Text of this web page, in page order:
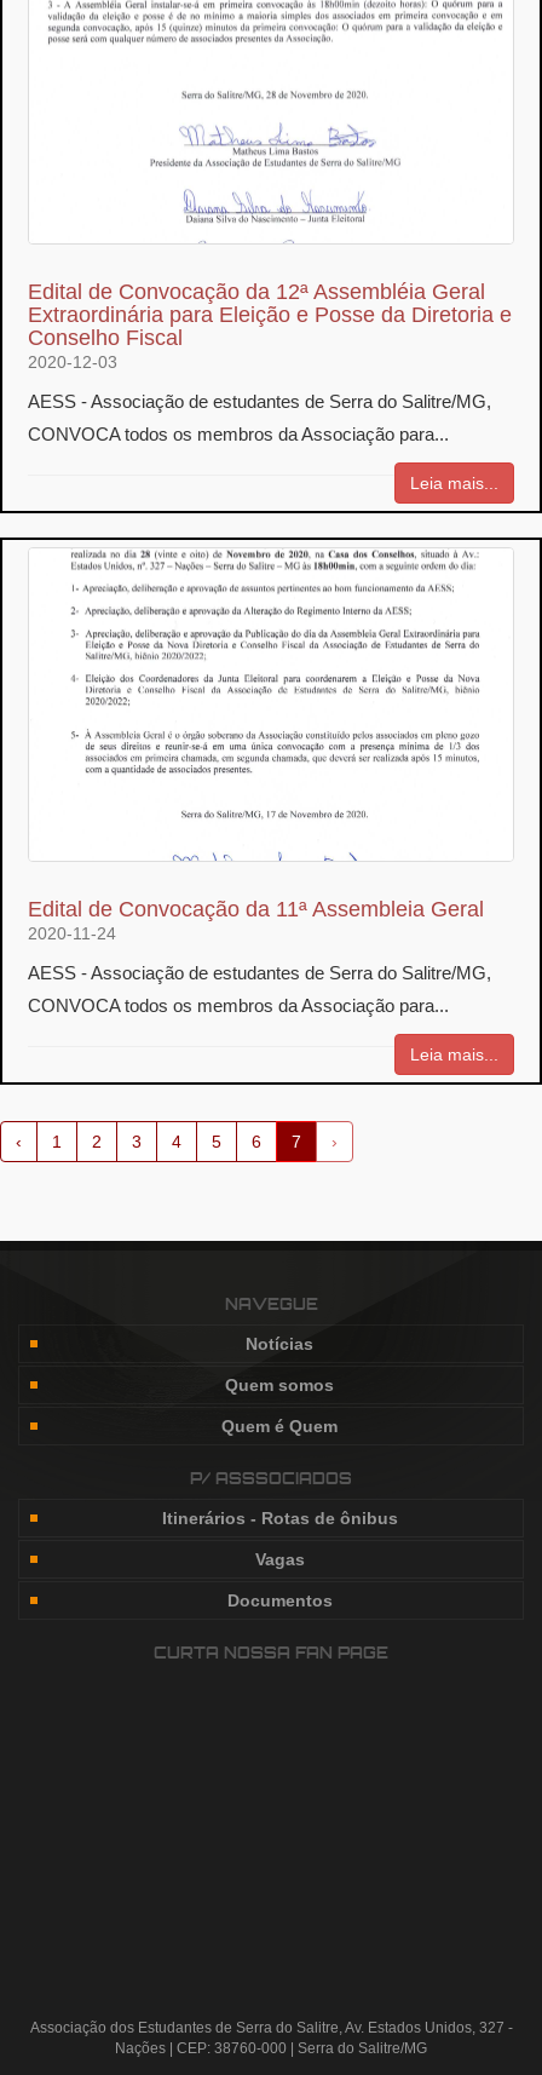
Edital de Convocação da 12ª Assembléia Geral
Extraordinária para Eleição e Posse da Diretoria e
Conselho Fiscal
2020-12-03
AESS - Associação de estudantes de Serra do Salitre/MG,
CONVOCA todos os membros da Associação para...
Leia mais...
Edital de Convocação da 11ª Assembleia Geral
2020-11-24
AESS - Associação de estudantes de Serra do Salitre/MG,
CONVOCA todos os membros da Associação para...
Leia mais...
‹ 1 2 3 4 5 6 7 ›
NAVEGUE
Notícias
Quem somos
Quem é Quem
P/ ASSSOCIADOS
Itinerários - Rotas de ônibus
Vagas
Documentos
CURTA NOSSA FAN PAGE
Associação dos Estudantes de Serra do Salitre, Av. Estados Unidos, 327 -
Nações | CEP: 38760-000 | Serra do Salitre/MG